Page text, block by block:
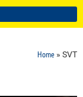
Home » SVT